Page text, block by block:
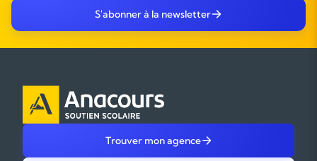
S'abonner à la newsletter
Trouver mon agence